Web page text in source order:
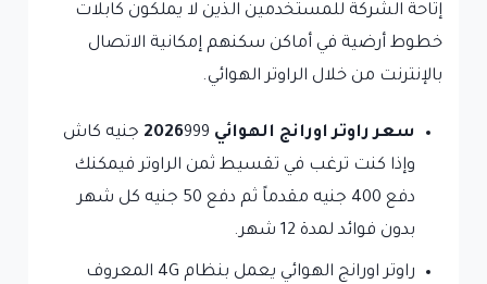
إتاحة الشركة للمستخدمين الذين لا يملكون كابلات
خطوط أرضية في أماكن سكنهم إمكانية الاتصال
بالإنترنت من خلال الراوتر الهوائي.
سعر راوتر اورانج الهوائي 2026
999 جنيه كاش
وإذا كنت ترغب في تقسيط ثمن الراوتر فيمكنك
دفع 400 جنيه مقدماً ثم دفع 50 جنيه كل شهر
بدون فوائد لمدة 12 شهر.
راوتر اورانج الهوائي يعمل بنظام 4G المعروف